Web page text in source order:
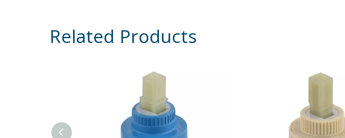
Related Products